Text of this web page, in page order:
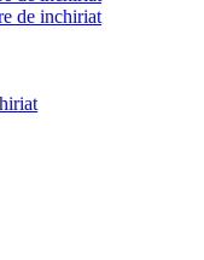
de inchiriat